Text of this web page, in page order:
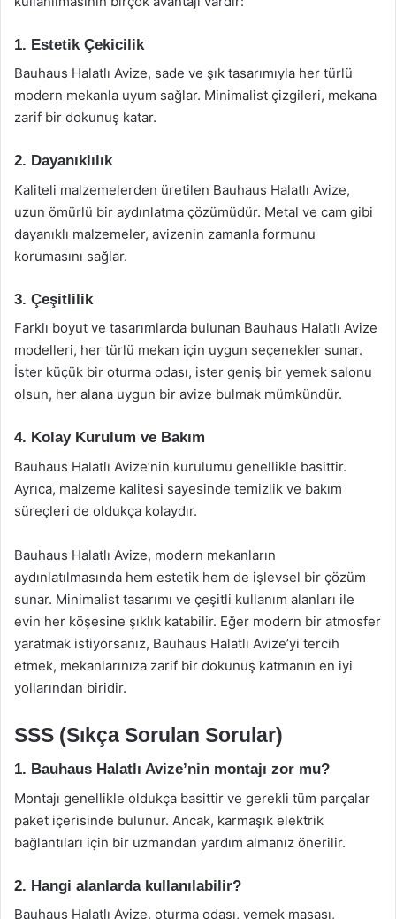
1. Estetik Çekicilik
Bauhaus Halatlı Avize, sade ve şık tasarımıyla her türlü
modern mekanla uyum sağlar. Minimalist çizgileri, mekana
zarif bir dokunuş katar.
2. Dayanıklılık
Kaliteli malzemelerden üretilen Bauhaus Halatlı Avize,
uzun ömürlü bir aydınlatma çözümüdür. Metal ve cam gibi
dayanıklı malzemeler, avizenin zamanla formunu
korumasını sağlar.
3. Çeşitlilik
Farklı boyut ve tasarımlarda bulunan Bauhaus Halatlı Avize
modelleri, her türlü mekan için uygun seçenekler sunar.
İster küçük bir oturma odası, ister geniş bir yemek salonu
olsun, her alana uygun bir avize bulmak mümkündür.
4. Kolay Kurulum ve Bakım
Bauhaus Halatlı Avize’nin kurulumu genellikle basittir.
Ayrıca, malzeme kalitesi sayesinde temizlik ve bakım
süreçleri de oldukça kolaydır.
Bauhaus Halatlı Avize, modern mekanların
aydınlatılmasında hem estetik hem de işlevsel bir çözüm
sunar. Minimalist tasarımı ve çeşitli kullanım alanları ile
evin her köşesine şıklık katabilir. Eğer modern bir atmosfer
yaratmak istiyorsanız, Bauhaus Halatlı Avize’yi tercih
etmek, mekanlarınıza zarif bir dokunuş katmanın en iyi
yollarından biridir.
SSS (Sıkça Sorulan Sorular)
1. Bauhaus Halatlı Avize’nin montajı zor mu?
Montajı genellikle oldukça basittir ve gerekli tüm parçalar
paket içerisinde bulunur. Ancak, karmaşık elektrik
bağlantıları için bir uzmandan yardım almanız önerilir.
2. Hangi alanlarda kullanılabilir?
Bauhaus Halatlı Avize, oturma odası, yemek masası,